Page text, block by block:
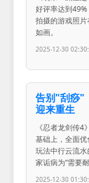
好评率达到
拍摄的游戏照
如画。
2025-12-30
告别"刮痧"
迎来重生
《忍者龙剑传
基础上，全面
玩法中行云流
家诟病为“需要
2025-12-30